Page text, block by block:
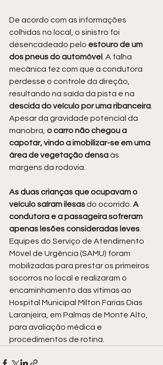
De acordo com as informações
colhidas no local, o sinistro foi
desencadeado pelo estouro de um
dos pneus do automóvel . A falha
mecânica fez com que a condutora
perdesse o controle da direção,
resultando na saída da pista e na
descida do veículo por uma ribanceira
Apesar da gravidade potencial da
manobra, o carro não chegou a
capotar, vindo a imobilizar-se em uma
área de vegetação densa às
margens da rodovia.
As duas crianças que ocupavam o
veículo saíram ilesas do ocorrido. A
condutora e a passageira sofreram
apenas lesões consideradas leves
Equipes do Serviço de Atendimento
Móvel de Urgência (SAMU) foram
mobilizadas para prestar os primeiros
socorros no local e realizaram o
encaminhamento das vítimas ao
Hospital Municipal Milton Farias Dias
Laranjeira, em Palmas de Monte Alto,
para avaliação médica e
procedimentos de rotina.